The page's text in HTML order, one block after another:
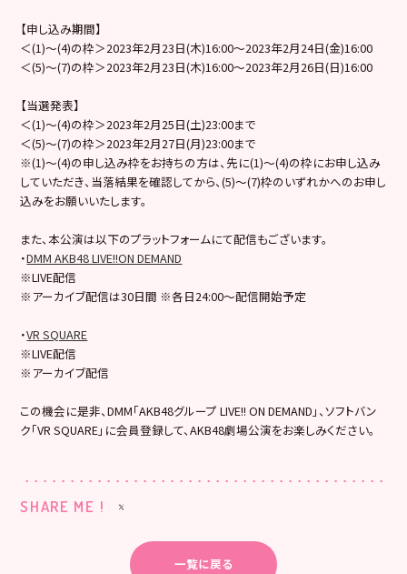
【申し込み期間】
＜(1)～(4)の枠＞2023年2月23日(木)16:00～2023年2月24日(金)16:00
＜(5)～(7)の枠＞2023年2月23日(木)16:00～2023年2月26日(日)16:00
【当選発表】
＜(1)～(4)の枠＞2023年2月25日(土)23:00まで
＜(5)～(7)の枠＞2023年2月27日(月)23:00まで
※(1)～(4)の申し込み枠をお持ちの方は、先に(1)～(4)の枠にお申し込み
していただき、当落結果を確認してから、(5)～(7)枠のいずれかへのお申し
込みをお願いいたします。
また、本公演は以下のプラットフォームにて配信もございます。
・DMM AKB48 LIVE!!ON DEMAND
※LIVE配信
※アーカイブ配信は30日間 ※各日24:00～配信開始予定
・VR SQUARE
※LIVE配信
※アーカイブ配信
この機会に是非、DMM「AKB48グループ LIVE!! ON DEMAND」、ソフトバン
ク「VR SQUARE」に会員登録して、AKB48劇場公演をお楽しみください。
SHARE ME !
一覧に戻る